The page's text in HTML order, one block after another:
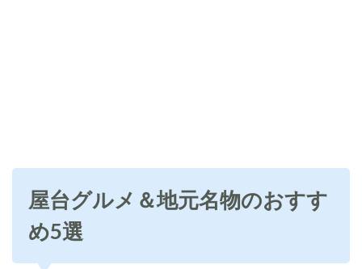
屋台グルメ＆地元名物のおすす
め5選